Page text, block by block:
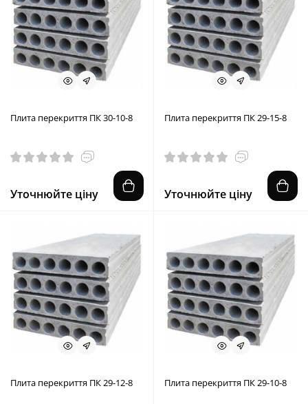
Плита перекриття ПК 30-10-8
Уточнюйте ціну
Плита перекриття ПК 29-15-8
Уточнюйте ціну
Плита перекриття ПК 29-12-8 Плита перекриття ПК 29-10-8